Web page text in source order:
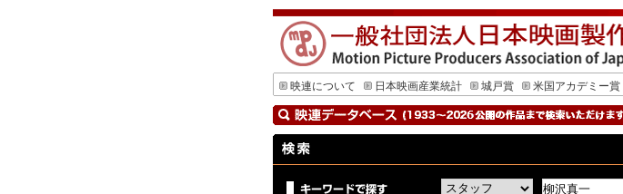
映連について
日本映画産業統計 城戸賞 米国アカデミー賞